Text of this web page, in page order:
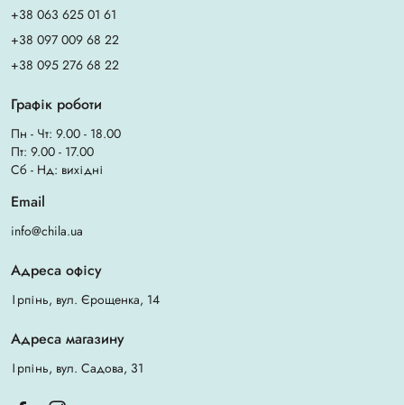
+38 063 625 01 61
+38 097 009 68 22
+38 095 276 68 22
Графік роботи
Пн - Чт: 9.00 - 18.00
Пт: 9.00 - 17.00
Сб - Нд: вихідні
Email
info@chila.ua
Адреса офісу
Ірпінь, вул. Єрощенка, 14
Адреса магазину
Ірпінь, вул. Садова, 31